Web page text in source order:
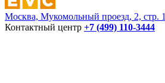
Москва, Мукомольный проезд, 2, стр. 1
Контактный центр +7 (499) 110-3444